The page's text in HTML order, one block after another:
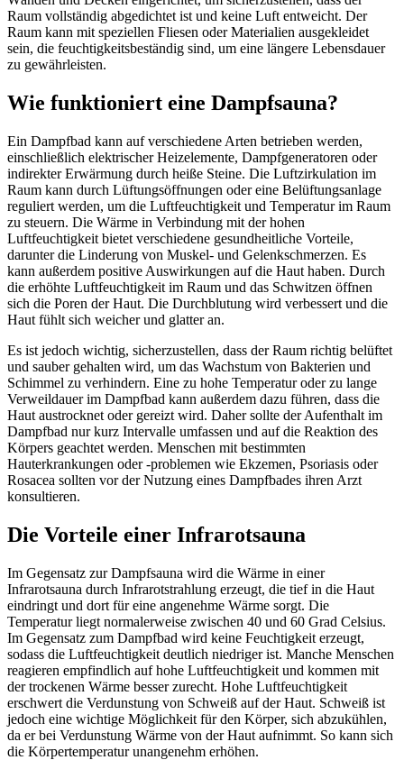
Raum vollständig abgedichtet ist und keine Luft entweicht. Der
Raum kann mit speziellen Fliesen oder Materialien ausgekleidet
sein, die feuchtigkeitsbeständig sind, um eine längere Lebensdauer
zu gewährleisten.
Wie funktioniert eine Dampfsauna?
Ein Dampfbad kann auf verschiedene Arten betrieben werden,
einschließlich elektrischer Heizelemente, Dampfgeneratoren oder
indirekter Erwärmung durch heiße Steine. Die Luftzirkulation im
Raum kann durch Lüftungsöffnungen oder eine Belüftungsanlage
reguliert werden, um die Luftfeuchtigkeit und Temperatur im Raum
zu steuern. Die Wärme in Verbindung mit der hohen
Luftfeuchtigkeit bietet verschiedene gesundheitliche Vorteile,
darunter die Linderung von Muskel- und Gelenkschmerzen. Es
kann außerdem positive Auswirkungen auf die Haut haben. Durch
die erhöhte Luftfeuchtigkeit im Raum und das Schwitzen öffnen
sich die Poren der Haut. Die Durchblutung wird verbessert und die
Haut fühlt sich weicher und glatter an.
Es ist jedoch wichtig, sicherzustellen, dass der Raum richtig belüftet
und sauber gehalten wird, um das Wachstum von Bakterien und
Schimmel zu verhindern. Eine zu hohe Temperatur oder zu lange
Verweildauer im Dampfbad kann außerdem dazu führen, dass die
Haut austrocknet oder gereizt wird. Daher sollte der Aufenthalt im
Dampfbad nur kurz Intervalle umfassen und auf die Reaktion des
Körpers geachtet werden. Menschen mit bestimmten
Hauterkrankungen oder -problemen wie Ekzemen, Psoriasis oder
Rosacea sollten vor der Nutzung eines Dampfbades ihren Arzt
konsultieren.
Die Vorteile einer Infrarotsauna
Im Gegensatz zur Dampfsauna wird die Wärme in einer
Infrarotsauna durch Infrarotstrahlung erzeugt, die tief in die Haut
eindringt und dort für eine angenehme Wärme sorgt. Die
Temperatur liegt normalerweise zwischen 40 und 60 Grad Celsius.
Im Gegensatz zum Dampfbad wird keine Feuchtigkeit erzeugt,
sodass die Luftfeuchtigkeit deutlich niedriger ist. Manche Menschen
reagieren empfindlich auf hohe Luftfeuchtigkeit und kommen mit
der trockenen Wärme besser zurecht. Hohe Luftfeuchtigkeit
erschwert die Verdunstung von Schweiß auf der Haut. Schweiß ist
jedoch eine wichtige Möglichkeit für den Körper, sich abzukühlen,
da er bei Verdunstung Wärme von der Haut aufnimmt. So kann sich
die Körpertemperatur unangenehm erhöhen.